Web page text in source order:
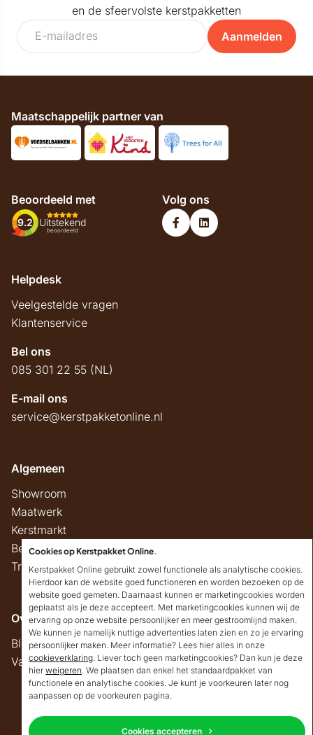
en de sfeervolste kerstpakketten
Aanmelden
Maatschappelijk partner van
Beoordeeld met
9.2 Uitstekend
beoordeeld
Volg ons
Helpdesk
Veelgestelde vragen
Klantenservice
Bel ons
085 301 22 55 (NL)
E-mail ons
service@kerstpakketonline.nl
Algemeen
Showroom
Maatwerk
Kerstmarkt
Belastingregels
Track & Trace
Overig
Blog
Vacatures
Copyright © 2026 Kerstpakket Online
Goedendag!
Mocht ik je ergens mee
kunnen helpen, dan
verneem ik dat graag.
Cookies op Kerstpakket Online.
Kerstpakket Online gebruikt zowel functionele als analytische cookies.
Hierdoor kan de website goed functioneren en worden bezoeken op de
website goed gemeten. Daarnaast kunnen er marketingcookies worden
geplaatst als je deze accepteert. Met marketingcookies kunnen wij de
ervaring op onze website persoonlijker en meer gestroomlijnd maken.
We kunnen je namelijk nuttige advertenties laten zien en zo je ervaring
persoonlijker maken. Meer informatie? Lees hier alles in onze
cookieverklaring. Liever toch geen marketingcookies? Dan kun je deze
hier weigeren. We plaatsen dan enkel het standaardpakket van
functionele en analytische cookies. Je kunt je voorkeuren later nog
aanpassen op de voorkeuren pagina.
Cookies accepteren